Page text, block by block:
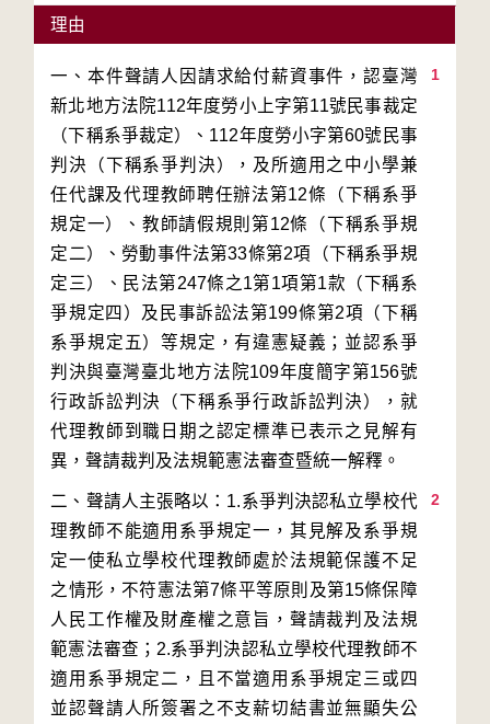
理由
1
一、本件聲請人因請求給付薪資事件，認臺灣
新北地方法院112年度勞小上字第11號民事裁定
（下稱系爭裁定）、112年度勞小字第60號民事
判決（下稱系爭判決），及所適用之中小學兼
任代課及代理教師聘任辦法第12條（下稱系爭
規定一）、教師請假規則第12條（下稱系爭規
定二）、勞動事件法第33條第2項（下稱系爭規
定三）、民法第247條之1第1項第1款（下稱系
爭規定四）及民事訴訟法第199條第2項（下稱
系爭規定五）等規定，有違憲疑義；並認系爭
判決與臺灣臺北地方法院109年度簡字第156號
行政訴訟判決（下稱系爭行政訴訟判決），就
代理教師到職日期之認定標準已表示之見解有
2
二、聲請人主張略以：1.系爭判決認私立學校代
理教師不能適用系爭規定一，其見解及系爭規
定一使私立學校代理教師處於法規範保護不足
之情形，不符憲法第7條平等原則及第15條保障
人民工作權及財產權之意旨，聲請裁判及法規
範憲法審查；2.系爭判決認私立學校代理教師不
適用系爭規定二，且不當適用系爭規定三或四
並認聲請人所簽署之不支薪切結書並無顯失公